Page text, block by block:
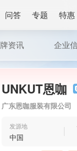
问答 专题 特惠
UNKUT恩咖
广东恩咖服装有限公司
发源地
中国
资讯 企业